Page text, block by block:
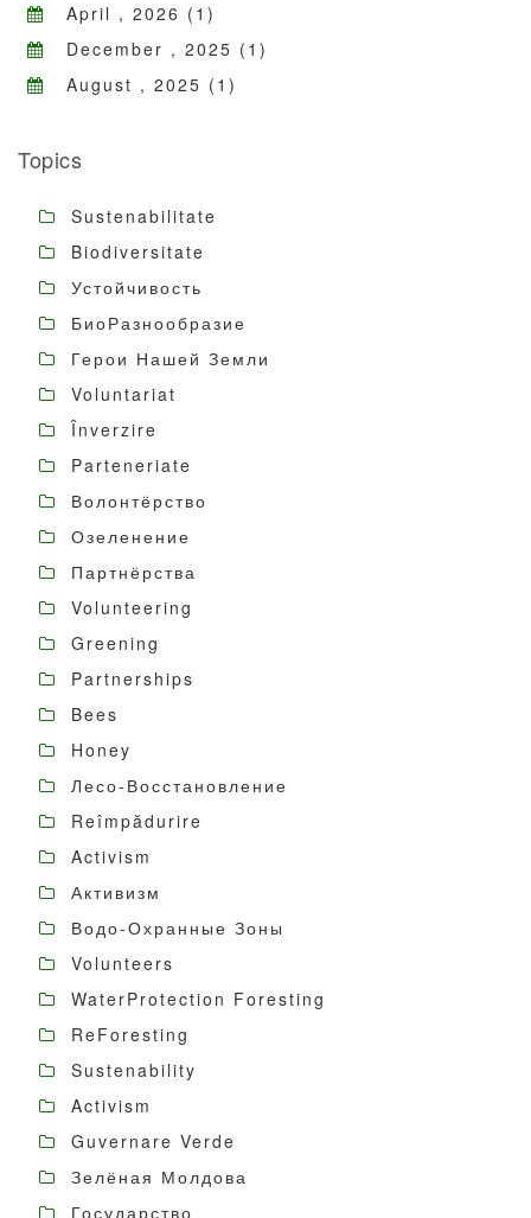
April , 2026 (1)
December , 2025 (1)
August , 2025 (1)
Topics
Sustenabilitate
Biodiversitate
Устойчивость
БиоРазнообразие
Герои Нашей Земли
Voluntariat
Înverzire
Parteneriate
Волонтёрство
Озеленение
Партнёрства
Volunteering
Greening
Partnerships
Bees
Honey
Лесо-Восстановление
Reîmpădurire
Activism
Активизм
Водо-Охранные Зоны
Volunteers
WaterProtection Foresting
ReForesting
Sustenability
Activism
Guvernare Verde
Зелёная Молдова
Государство